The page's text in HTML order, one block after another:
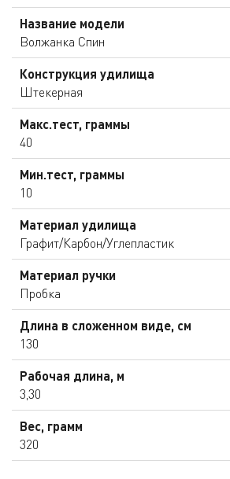
Название модели
Волжанка Спин
Конструкция удилища
Штекерная
Макс.тест, граммы
40
Мин.тест, граммы
10
Материал удилища
Графит/Карбон/Углепластик
Материал ручки
Пробка
Длина в сложенном виде, см
130
Рабочая длина, м
3,30
Вес, грамм
320